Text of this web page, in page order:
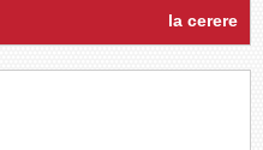
la cerere